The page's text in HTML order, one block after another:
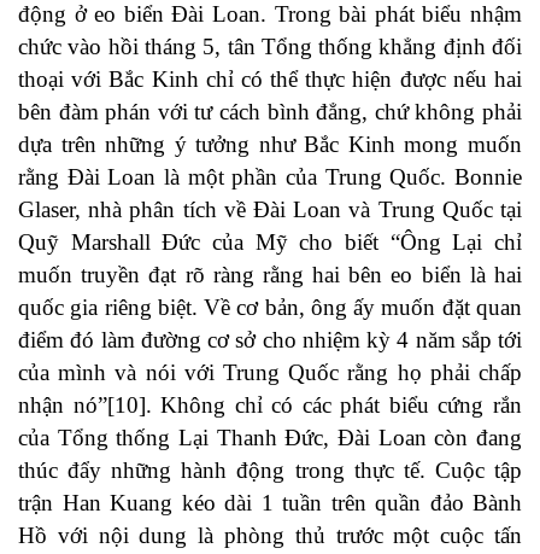
động ở eo biển Đài Loan. Trong bài phát biểu nhậm
chức vào hồi tháng 5, tân Tổng thống khẳng định đối
thoại với Bắc Kinh chỉ có thể thực hiện được nếu hai
bên đàm phán với tư cách bình đẳng, chứ không phải
dựa trên những ý tưởng như Bắc Kinh mong muốn
rằng Đài Loan là một phần của Trung Quốc. Bonnie
Glaser, nhà phân tích về Đài Loan và Trung Quốc tại
Quỹ Marshall Đức của Mỹ cho biết “Ông Lại chỉ
muốn truyền đạt rõ ràng rằng hai bên eo biển là hai
quốc gia riêng biệt. Về cơ bản, ông ấy muốn đặt quan
điểm đó làm đường cơ sở cho nhiệm kỳ 4 năm sắp tới
của mình và nói với Trung Quốc rằng họ phải chấp
nhận nó”[10]. Không chỉ có các phát biểu cứng rắn
của Tổng thống Lại Thanh Đức, Đài Loan còn đang
thúc đẩy những hành động trong thực tế. Cuộc tập
trận Han Kuang kéo dài 1 tuần trên quần đảo Bành
Hồ với nội dung là phòng thủ trước một cuộc tấn